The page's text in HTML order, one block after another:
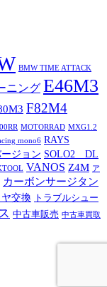
BMW TIME ATTACK
ニング E46M3
F82M4
MOTORRAD MXG1.2
mono6 RAYS
ジョン SOLO2 DL
VANOS Z4M ア
カーボンサージタン
ヤ交換
トラブルシュー
中古車販売 中古車買取